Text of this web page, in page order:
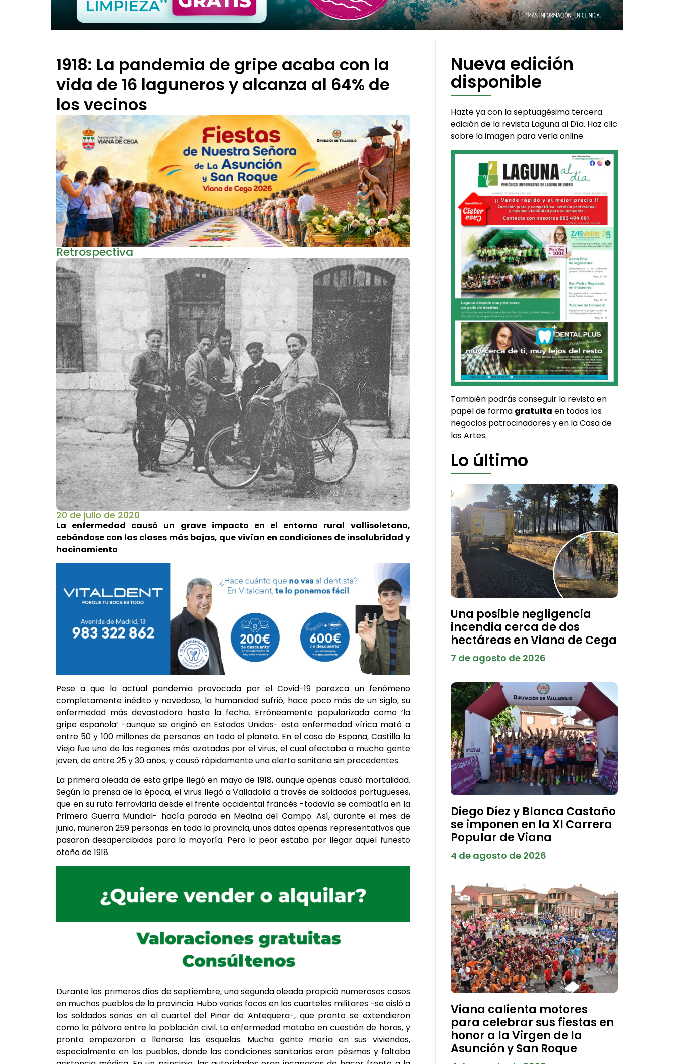
1918: La pandemia de gripe acaba con la
vida de 16 laguneros y alcanza al 64% de
los vecinos
Retrospectiva
20 de julio de 2020
La enfermedad causó un grave impacto en el entorno rural vallisoletano,
cebándose con las clases más bajas, que vivían en condiciones de insalubridad y
hacinamiento
Pese a que la actual pandemia provocada por el Covid-19 parezca un fenómeno
completamente inédito y novedoso, la humanidad sufrió, hace poco más de un siglo, su
enfermedad más devastadora hasta la fecha. Erróneamente popularizada como ‘la
gripe española’ -aunque se originó en Estados Unidos- esta enfermedad vírica mató a
entre 50 y 100 millones de personas en todo el planeta. En el caso de España, Castilla la
Vieja fue una de las regiones más azotadas por el virus, el cual afectaba a mucha gente
joven, de entre 25 y 30 años, y causó rápidamente una alerta sanitaria sin precedentes.
La primera oleada de esta gripe llegó en mayo de 1918, aunque apenas causó mortalidad.
Según la prensa de la época, el virus llegó a Valladolid a través de soldados portugueses,
que en su ruta ferroviaria desde el frente occidental francés -todavía se combatía en la
Primera Guerra Mundial- hacía parada en Medina del Campo. Así, durante el mes de
junio, murieron 259 personas en toda la provincia, unos datos apenas representativos que
pasaron desapercibidos para la mayoría. Pero lo peor estaba por llegar aquel funesto
otoño de 1918.
Durante los primeros días de septiembre, una segunda oleada propició numerosos casos
en muchos pueblos de la provincia. Hubo varios focos en los cuarteles militares -se aisló a
los soldados sanos en el cuartel del Pinar de Antequera-, que pronto se extendieron
como la pólvora entre la población civil. La enfermedad mataba en cuestión de horas, y
pronto empezaron a llenarse las esquelas. Mucha gente moría en sus viviendas,
especialmente en los pueblos, donde las condiciones sanitarias eran pésimas y faltaba
Nueva edición
disponible
Hazte ya con la septuagésima tercera
edición de la revista Laguna al Día. Haz clic
sobre la imagen para verla online.
También podrás conseguir la revista en
papel de forma gratuita en todos los
negocios patrocinadores y en la Casa de
las Artes.
Lo último
Una posible negligencia
incendia cerca de dos
hectáreas en Viana de Cega
7 de agosto de 2026
Diego Díez y Blanca Castaño
se imponen en la XI Carrera
Popular de Viana
4 de agosto de 2026
Viana calienta motores
para celebrar sus fiestas en
honor a la Virgen de la
Asunción y San Roque